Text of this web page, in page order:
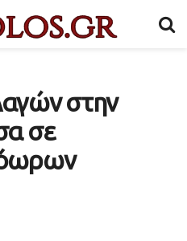
στην
σε